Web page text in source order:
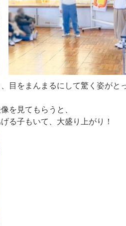
目をまんまるにして驚く姿がと
を見てもらうと、
る子もいて、大盛り上がり！